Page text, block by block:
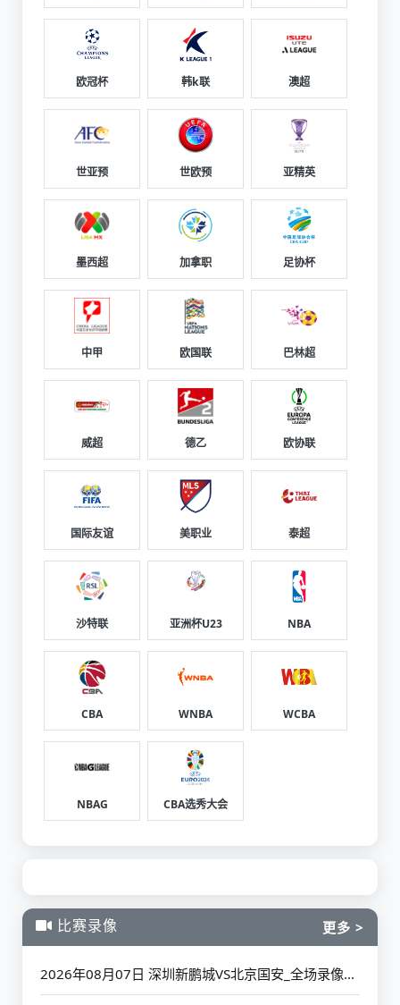
欧冠杯 韩k联 澳超
世亚预 世欧预 亚精英
墨西超 加拿职 足协杯
中甲 欧国联 巴林超
威超 德乙 欧协联
国际友谊 美职业 泰超
沙特联 亚洲杯U23 NBA
CBA WNBA WCBA
NBAG CBA选秀大会
比赛录像 更多 >
2026年08月07日 深圳新鹏城VS北京国安_全场录像【高清回放】